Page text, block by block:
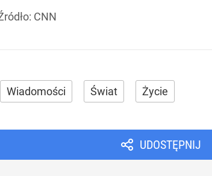
CNN
Wiadomości Świat Życie
UDOSTĘPNIJ